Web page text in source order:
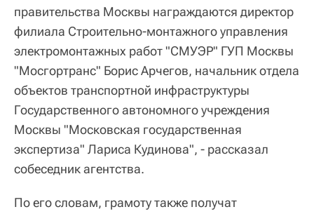
правительства Москвы награждаются директор
филиала Строительно-монтажного управления
электромонтажных работ "СМУЭР" ГУП Москвы
"Мосгортранс" Борис Арчегов, начальник отдела
объектов транспортной инфраструктуры
Государственного автономного учреждения
Москвы "Московская государственная
экспертиза" Лариса Кудинова", - рассказал
собеседник агентства.
По его словам, грамоту также получат